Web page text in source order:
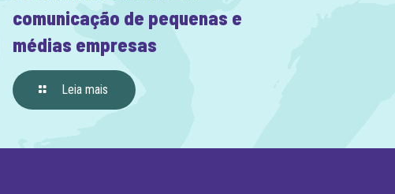
comunicação de pequenas e
médias empresas
Leia mais